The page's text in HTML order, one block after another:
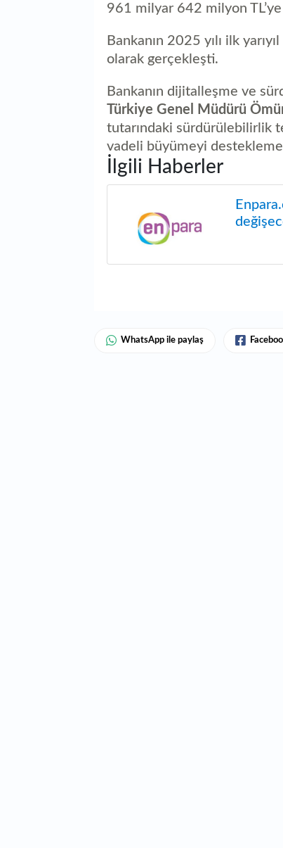
961 milyar 642 milyon
Bankanın 2025 yılı ilk
olarak gerçekleşti.
Bankanın dijitalleşme ve
Türkiye Genel Müdürü
tutarındaki sürdürülebilirlik
vadeli büyümeyi
İlgili Haberler
WhatsApp ile paylaş